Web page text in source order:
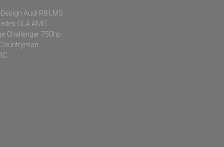
Audi R8 LMS
GLA AMG
Challenger 750hp